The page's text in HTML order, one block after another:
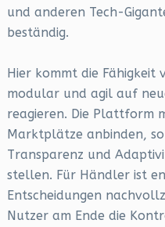
und anderen Tech-
beständig.
Hier kommt die Fähigkeit
modular und agil auf
reagieren. Die Plattform
Marktplätze anbinden,
Transparenz und
stellen. Für Händler ist
Entscheidungen
Nutzer am Ende die